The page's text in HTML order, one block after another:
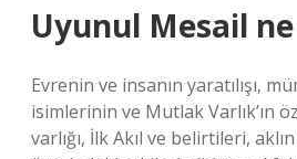
Uyunul Mesail
Evrenin ve insanın yaratılışı,
isimlerinin ve Mutlak Varlık’ın
varlığı, İlk Akıl ve belirtileri,